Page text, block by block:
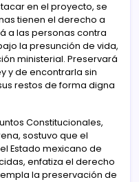
en el proyecto, se
tienen el derecho a
a las personas contra
la presunción de vida,
ministerial. Preservará
y de encontrarla sin
restos de forma digna
Constitucionales,
sostuvo que el
Estado mexicano de
enfatiza el derecho
la preservación de